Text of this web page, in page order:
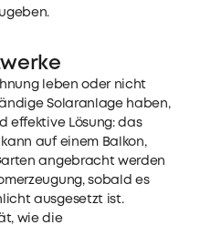
leben oder nicht
Solaranlage haben,
effektive Lösung: das
auf einem Balkon,
angebracht werden
sobald es
ausgesetzt ist.
wie die